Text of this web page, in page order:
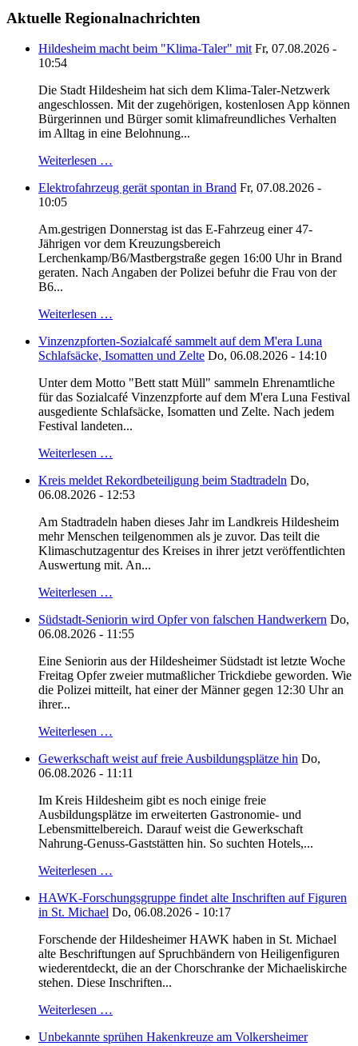
Aktuelle Regionalnachrichten
Hildesheim macht beim "Klima-Taler" mit Fr, 07.08.2026 -
10:54
Die Stadt Hildesheim hat sich dem Klima-Taler-Netzwerk
angeschlossen. Mit der zugehörigen, kostenlosen App können
Bürgerinnen und Bürger somit klimafreundliches Verhalten
im Alltag in eine Belohnung...
Weiterlesen …
Elektrofahrzeug gerät spontan in Brand Fr, 07.08.2026 -
10:05
Am.gestrigen Donnerstag ist das E-Fahrzeug einer 47-
Jährigen vor dem Kreuzungsbereich
Lerchenkamp/B6/Mastbergstraße gegen 16:00 Uhr in Brand
geraten. Nach Angaben der Polizei befuhr die Frau von der
B6...
Weiterlesen …
Vinzenzpforten-Sozialcafé sammelt auf dem M'era Luna
Schlafsäcke, Isomatten und Zelte Do, 06.08.2026 - 14:10
Unter dem Motto "Bett statt Müll" sammeln Ehrenamtliche
für das Sozialcafé Vinzenzpforte auf dem M'era Luna Festival
ausgediente Schlafsäcke, Isomatten und Zelte. Nach jedem
Festival landeten...
Weiterlesen …
Kreis meldet Rekordbeteiligung beim Stadtradeln Do,
06.08.2026 - 12:53
Am Stadtradeln haben dieses Jahr im Landkreis Hildesheim
mehr Menschen teilgenommen als je zuvor. Das teilt die
Klimaschutzagentur des Kreises in ihrer jetzt veröffentlichten
Auswertung mit. An...
Weiterlesen …
Südstadt-Seniorin wird Opfer von falschen Handwerkern Do,
06.08.2026 - 11:55
Eine Seniorin aus der Hildesheimer Südstadt ist letzte Woche
Freitag Opfer zweier mutmaßlicher Trickdiebe geworden. Wie
die Polizei mitteilt, hat einer der Männer gegen 12:30 Uhr an
ihrer...
Weiterlesen …
Gewerkschaft weist auf freie Ausbildungsplätze hin Do,
06.08.2026 - 11:11
Im Kreis Hildesheim gibt es noch einige freie
Ausbildungsplätze im erweiterten Gastronomie- und
Lebensmittelbereich. Darauf weist die Gewerkschaft
Nahrung-Genuss-Gaststätten hin. So suchten Hotels,...
Weiterlesen …
HAWK-Forschungsgruppe findet alte Inschriften auf Figuren
in St. Michael Do, 06.08.2026 - 10:17
Forschende der Hildesheimer HAWK haben in St. Michael
alte Beschriftungen auf Spruchbändern von Heiligenfiguren
wiederentdeckt, die an der Chorschranke der Michaeliskirche
stehen. Diese Inschriften...
Weiterlesen …
Unbekannte sprühen Hakenkreuze am Volkersheimer